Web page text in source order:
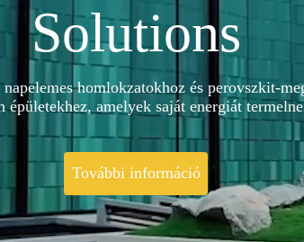
Solutions
homlokzatokhoz és perovszkit-
épületekhez, amelyek saját energiát
További információ